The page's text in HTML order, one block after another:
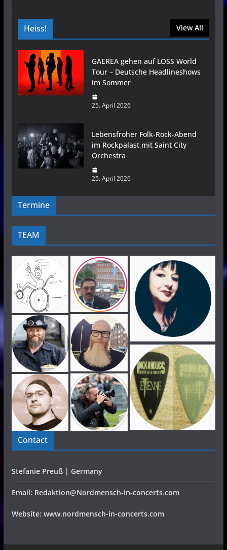
Heiss! View All
GAEREA gehen auf LOSS World
Tour – Deutsche Headlineshows
im Sommer
25. April 2026
Lebensfroher Folk-Rock-Abend
im Rockpalast mit Saint City
Orchestra
25. April 2026
Termine
TEAM
Contact
Stefanie Preuß | Germany
Email: Redaktion@Nordmensch-in-concerts.com
Website: www.nordmensch-in-concerts.com